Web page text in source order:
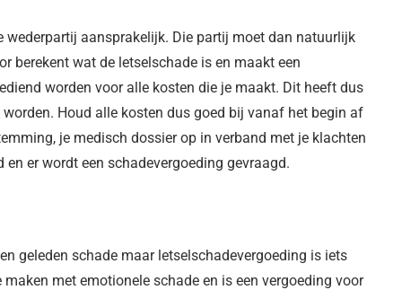
aansprakelijk. Die partij moet dan natuurlijk
berekent wat de letselschade is en maakt een
worden voor alle kosten die je maakt. Dit heeft dus
Houd alle kosten dus goed bij vanaf het begin af
je medisch dossier op in verband met je klachten
er wordt een schadevergoeding gevraagd.
geleden schade maar letselschadevergoeding is iets
met emotionele schade en is een vergoeding voor